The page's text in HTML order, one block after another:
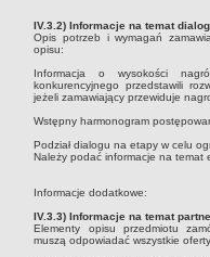
IV.3.2) Informacje na temat
Opis potrzeb i wymagań
opisu:
Informacja o wysokości
konkurencyjnego przedstawili
jeżeli zamawiający przewiduje
Wstępny harmonogram
Podział dialogu na etapy w celu
Należy podać informacje na temat
Informacje dodatkowe:
IV.3.3) Informacje na temat
Elementy opisu przedmiotu
muszą odpowiadać wszystkie